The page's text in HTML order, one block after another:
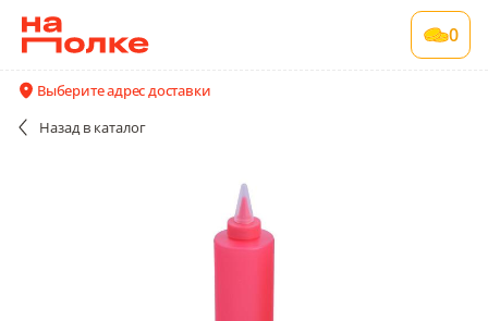
0
Выберите адрес доставки
Назад в каталог
Декоратор-бутыль Мультидом для крема
550мл.